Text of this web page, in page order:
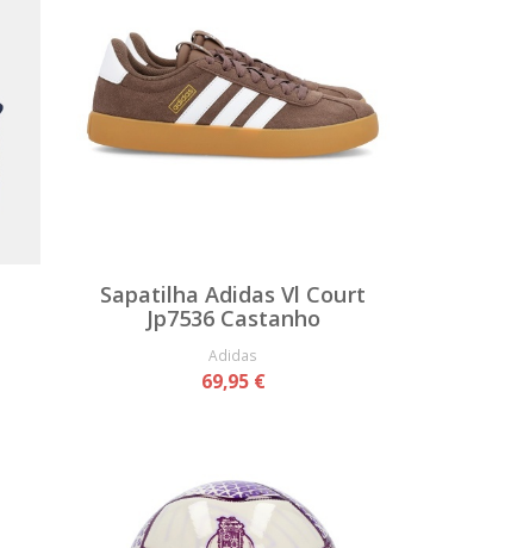
Sapatilha Adidas Vl Court
Jp7536 Castanho
Adidas
69,95 €